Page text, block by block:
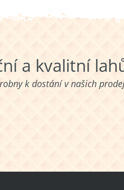
a kvalitní
k dostání v našich